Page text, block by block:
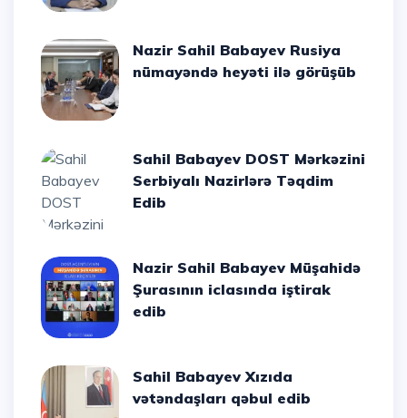
Nazir Sahil Babayev Rusiya
nümayəndə heyəti ilə görüşüb
Sahil Babayev DOST Mərkəzini
Serbiyalı Nazirlərə Təqdim
Edib
Nazir Sahil Babayev Müşahidə
Şurasının iclasında iştirak
edib
Sahil Babayev Xızıda
vətəndaşları qəbul edib